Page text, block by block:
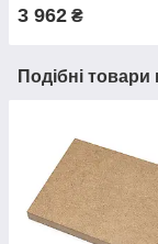
Україна) 2800*2070
3 962 ₴
Подібні товари